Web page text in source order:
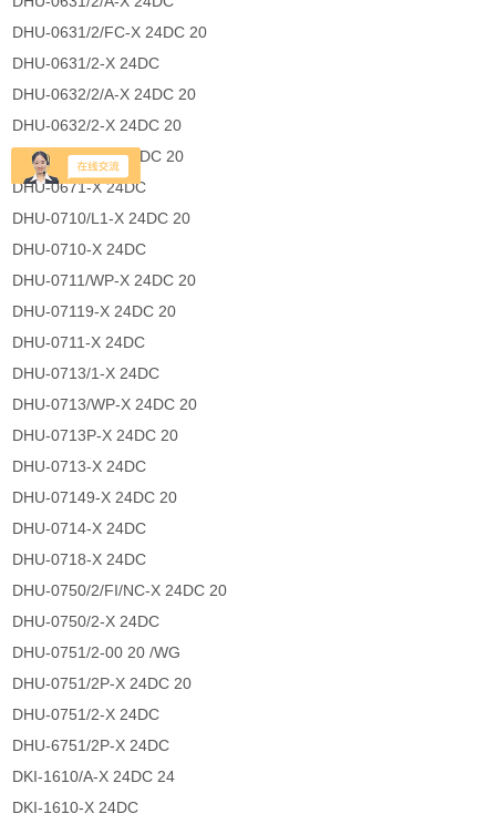
DHU-0631/2/FC-X 24DC 20
DHU-0631/2-X 24DC
DHU-0632/2/A-X 24DC 20
DHU-0632/2-X 24DC 20
DHU-0639/C-X 24DC 20
DHU-0671-X 24DC
DHU-0710/L1-X 24DC 20
DHU-0710-X 24DC
DHU-0711/WP-X 24DC 20
DHU-07119-X 24DC 20
DHU-0711-X 24DC
DHU-0713/1-X 24DC
DHU-0713/WP-X 24DC 20
DHU-0713P-X 24DC 20
DHU-0713-X 24DC
DHU-07149-X 24DC 20
DHU-0714-X 24DC
DHU-0718-X 24DC
DHU-0750/2/FI/NC-X 24DC 20
DHU-0750/2-X 24DC
DHU-0751/2-00 20 /WG
DHU-0751/2P-X 24DC 20
DHU-0751/2-X 24DC
DHU-6751/2P-X 24DC
DKI-1610/A-X 24DC 24
DKI-1610-X 24DC